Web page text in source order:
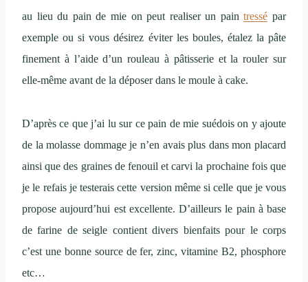
au lieu du pain de mie on peut realiser un paintressé par
exemple ou si vous désirez éviter les boules, étalez la pâte
finement à l’aide d’un rouleau à pâtisserie et la rouler sur
elle-même avant de la déposer dans le moule à cake.
D’après ce que j’ai lu sur ce pain de mie suédois on y ajoute
de la molasse dommage je n’en avais plus dans mon placard
ainsi que des graines de fenouil et carvi la prochaine fois que
je le refais je testerais cette version même si celle que je vous
propose aujourd’hui est excellente. D’ailleurs le pain à base
de farine de seigle contient divers bienfaits pour le corps
c’est une bonne source de fer, zinc, vitamine B2, phosphore
etc…